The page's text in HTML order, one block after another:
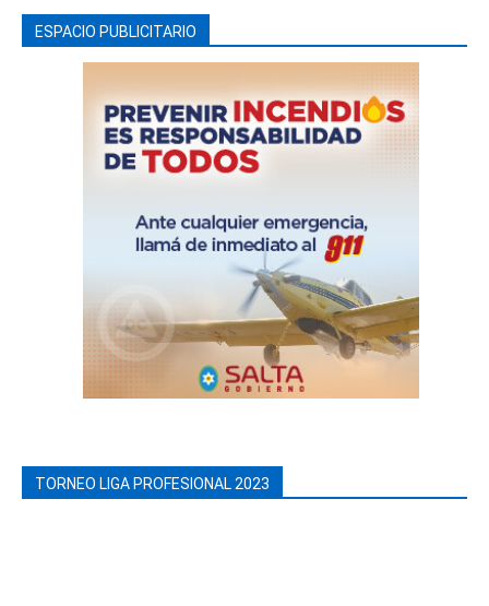
ESPACIO PUBLICITARIO
TORNEO LIGA PROFESIONAL 2023